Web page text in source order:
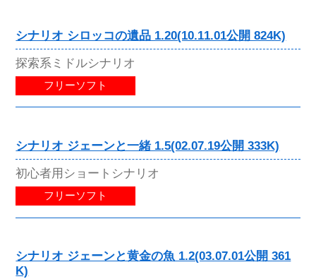
シナリオ シロッコの遺品 1.20(10.11.01公開 824K)
探索系ミドルシナリオ
フリーソフト
シナリオ ジェーンと一緒 1.5(02.07.19公開 333K)
初心者用ショートシナリオ
フリーソフト
シナリオ ジェーンと黄金の魚 1.2(03.07.01公開 361
K)